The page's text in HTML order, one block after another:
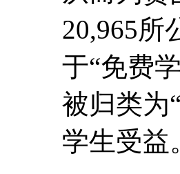
20,965所
于“免费
被归类为
学生受益